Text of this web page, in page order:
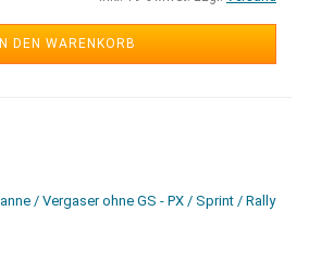
IN DEN WARENKORB